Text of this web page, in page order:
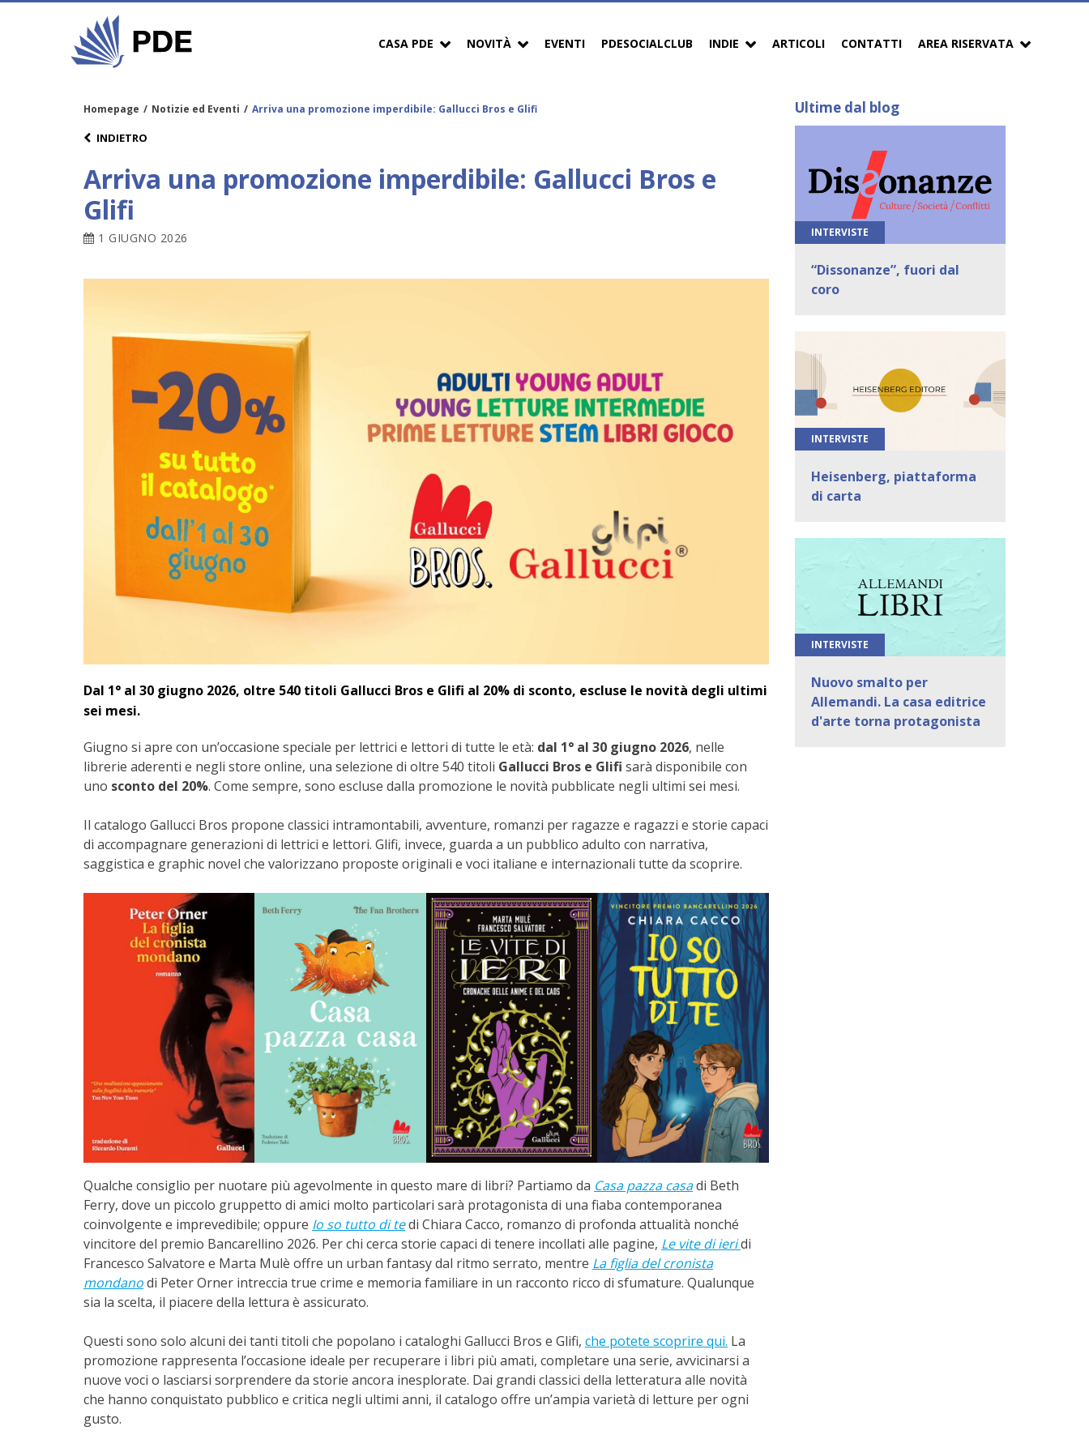
CASA PDE NOVITÀ EVENTI PDESOCIALCLUB INDIE ARTICOLI CONTATTI AREA RISERVATA
Homepage / Notizie ed Eventi / Arriva una promozione imperdibile: Gallucci Bros e Glifi
INDIETRO
Arriva una promozione imperdibile: Gallucci Bros e
Glifi
1 GIUGNO 2026
Dal 1° al 30 giugno 2026, oltre 540 titoli Gallucci Bros e Glifi al 20% di sconto, escluse le novità degli ultimi
sei mesi.
Giugno si apre con un’occasione speciale per lettrici e lettori di tutte le età: dal 1° al 30 giugno 2026, nelle
librerie aderenti e negli store online, una selezione di oltre 540 titoli Gallucci Bros e Glifi sarà disponibile con
uno sconto del 20%. Come sempre, sono escluse dalla promozione le novità pubblicate negli ultimi sei mesi.
Il catalogo Gallucci Bros propone classici intramontabili, avventure, romanzi per ragazze e ragazzi e storie capaci
di accompagnare generazioni di lettrici e lettori. Glifi, invece, guarda a un pubblico adulto con narrativa,
saggistica e graphic novel che valorizzano proposte originali e voci italiane e internazionali tutte da scoprire.
Qualche consiglio per nuotare più agevolmente in questo mare di libri? Partiamo da Casa pazza casadi Beth
Ferry, dove un piccolo gruppetto di amici molto particolari sarà protagonista di una fiaba contemporanea
coinvolgente e imprevedibile; oppure Io so tutto di tedi Chiara Cacco, romanzo di profonda attualità nonché
vincitore del premio Bancarellino 2026. Per chi cerca storie capaci di tenere incollati alle pagine, Le vite di ieridi
Francesco Salvatore e Marta Mulè offre un urban fantasy dal ritmo serrato, mentre La figlia del cronista
mondanodi Peter Orner intreccia true crime e memoria familiare in un racconto ricco di sfumature. Qualunque
sia la scelta, il piacere della lettura è assicurato.
Questi sono solo alcuni dei tanti titoli che popolano i cataloghi Gallucci Bros e Glifi, che potete scoprire qui. La
promozione rappresenta l’occasione ideale per recuperare i libri più amati, completare una serie, avvicinarsi a
nuove voci o lasciarsi sorprendere da storie ancora inesplorate. Dai grandi classici della letteratura alle novità
che hanno conquistato pubblico e critica negli ultimi anni, il catalogo offre un’ampia varietà di letture per ogni
gusto.
Ultime dal blog
INTERVISTE
“Dissonanze”, fuori dal
coro
INTERVISTE
Heisenberg, piattaforma
di carta
INTERVISTE
Nuovo smalto per
Allemandi. La casa editrice
d'arte torna protagonista